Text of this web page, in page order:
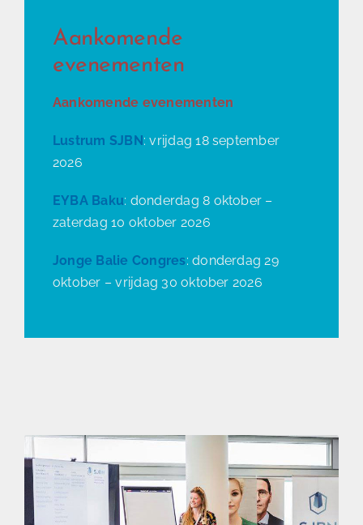
Contact
Aankomende
evenementen
Aankomende evenementen
Lustrum SJBN: vrijdag 18 september
2026
EYBA Baku: donderdag 8 oktober –
zaterdag 10 oktober 2026
Jonge Balie Congres: donderdag 29
oktober – vrijdag 30 oktober 2026